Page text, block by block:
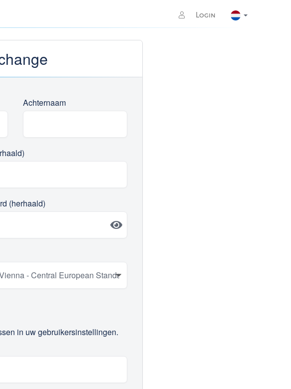
Login
Achternaam
(herhaald)
in uw gebruikersinstellingen.